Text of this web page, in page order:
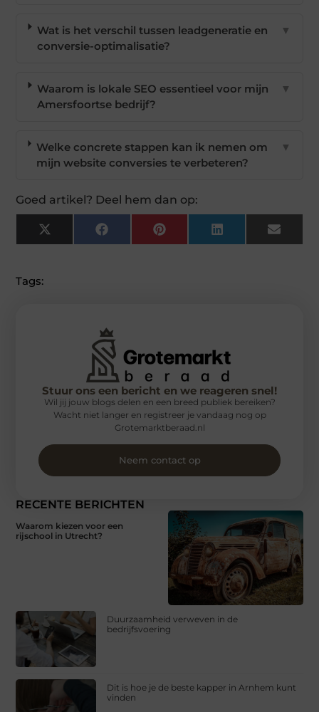
Wat is het verschil tussen leadgeneratie en
conversie-optimalisatie?
▼
Waarom is lokale SEO essentieel voor mijn
Amersfoortse bedrijf?
▼
Welke concrete stappen kan ik nemen om
mijn website conversies te verbeteren?
▼
Goed artikel? Deel hem dan op:
X
(Twitter)
FacebookPinterest LinkedIn Email
Tags:
RECENTE BERICHTEN
Waarom kiezen voor een
rijschool in Utrecht?
Duurzaamheid verweven in de
bedrijfsvoering
Dit is hoe je de beste kapper in Arnhem kunt
vinden
Stuur ons een bericht en we reageren snel!
Wil jij jouw blogs delen en een breed publiek bereiken?
Wacht niet langer en registreer je vandaag nog op
Grotemarktberaad.nl
Neem contact op